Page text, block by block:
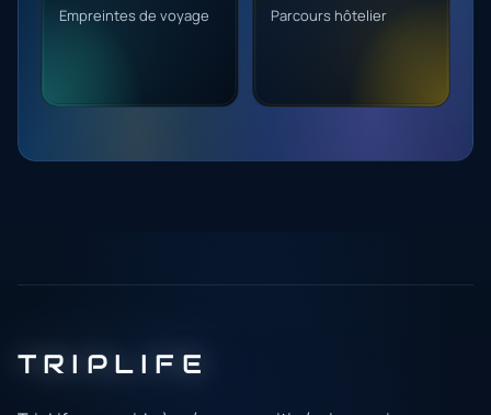
Empreintes de voyage Parcours hôtelier
TRIPLIFE